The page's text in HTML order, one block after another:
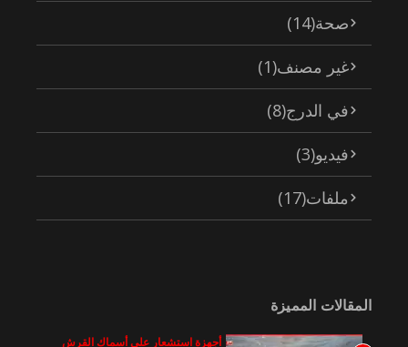
صحة(14)
غير مصنف(1)
في الدرج(8)
فيديو(3)
ملفات(17)
المقالات المميزة
أجهزة استشعار على أسماك القرش